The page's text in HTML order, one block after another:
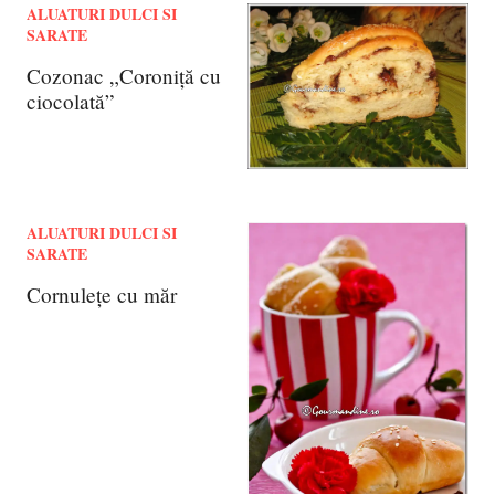
ALUATURI DULCI SI
SARATE
Cozonac „Coroniță cu
ciocolată”
ALUATURI DULCI SI
SARATE
Cornulețe cu măr